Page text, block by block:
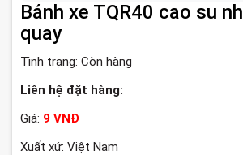
Bánh xe TQR40 cao su
quay
Tình trạng: Còn hàng
Liên hệ đặt hàng:
Giá: 9 VNĐ
Xuất xứ: Việt Nam